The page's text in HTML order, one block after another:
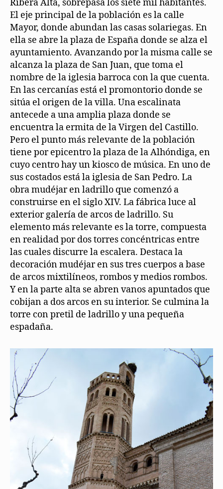
Ribera Alta, sobrepasa los siete mil habitantes.
El eje principal de la población es la calle
Mayor, donde abundan las casas solariegas. En
ella se abre la plaza de España donde se alza el
ayuntamiento. Avanzando por la misma calle se
alcanza la plaza de San Juan, que toma el
nombre de la iglesia barroca con la que cuenta.
En las cercanías está el promontorio donde se
sitúa el origen de la villa. Una escalinata
antecede a una amplia plaza donde se
encuentra la ermita de la Virgen del Castillo.
Pero el punto más relevante de la población
tiene por epicentro la plaza de la Alhóndiga, en
cuyo centro hay un kiosco de música. En uno de
sus costados está la iglesia de San Pedro. La
obra mudéjar en ladrillo que comenzó a
construirse en el siglo XIV. La fábrica luce al
exterior galería de arcos de ladrillo. Su
elemento más relevante es la torre, compuesta
en realidad por dos torres concéntricas entre
las cuales discurre la escalera. Destaca la
decoración mudéjar en sus tres cuerpos a base
de arcos mixtilíneos, rombos y medios rombos.
Y en la parte alta se abren vanos apuntados que
cobijan a dos arcos en su interior. Se culmina la
torre con pretil de ladrillo y una pequeña
espadaña.